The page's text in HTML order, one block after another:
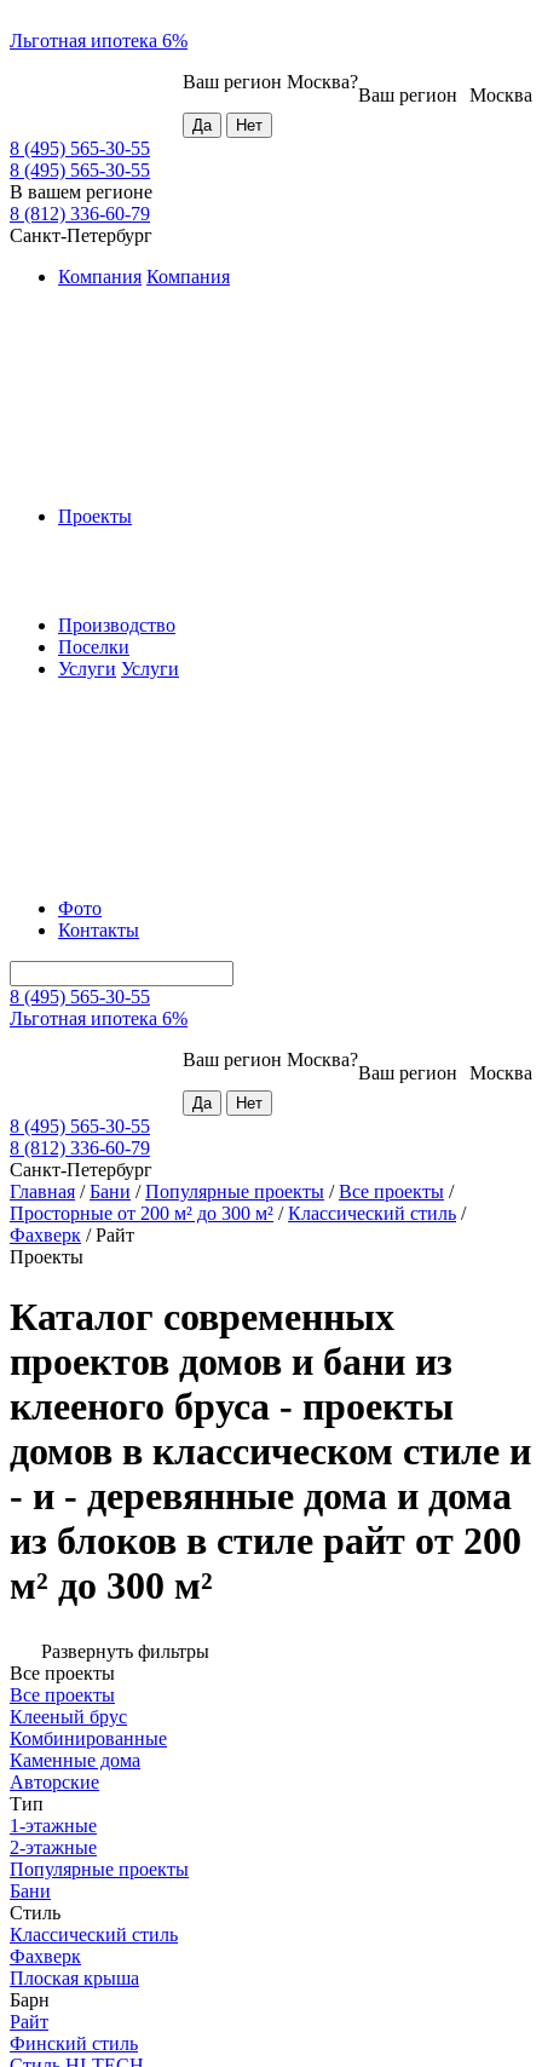
Льготная ипотека 6%
Москва
Ваш регион
Ваш регион Москва?
8 (495) 565-30-55
8 (495) 565-30-55
В вашем регионе
8 (812) 336-60-79
Санкт-Петербург
Компания Компания
Проекты
Производство
Поселки
Услуги Услуги
Фото
Контакты
8 (495) 565-30-55
Льготная ипотека 6%
Москва
Ваш регион
Ваш регион Москва?
8 (495) 565-30-55
8 (812) 336-60-79
Санкт-Петербург
Главная /Бани /Популярные проекты /Все проекты /
Просторные от 200 м² до 300 м² /Классический стиль /
Фахверк /Райт
Проекты
Каталог современных
проектов домов и бани из
клееного бруса - проекты
домов в классическом стиле и
- и - деревянные дома и дома
из блоков в стиле райт от 200
м² до 300 м²
Развернуть фильтры
Все проекты
Все проекты
Клееный брус
Комбинированные
Каменные дома
Авторские
Тип
1-этажные
2-этажные
Популярные проекты
Бани
Стиль
Классический стиль
Фахверк
Плоская крыша
Барн
Райт
Финский стиль